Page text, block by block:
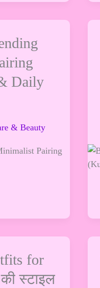
Daily
& Beauty
for
स्टाइल